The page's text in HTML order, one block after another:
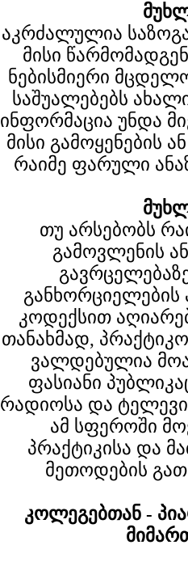
აკრძალულია
მისი
ნებისმიერი
საშუალებებს
ინფორმაცია უნდა
მისი გამოყენების
რაიმე ფარული
თუ არსებობს
გამოვლენის
კოდექსით
თანახმად,
ვალდებულია
ფასიანი
რადიოსა და
ამ სფეროში
პრაქტიკისა და
მეთოდების
კოლეგებთან -